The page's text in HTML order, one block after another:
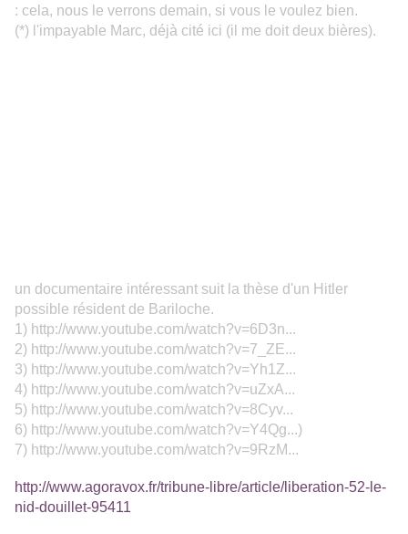
: cela, nous le verrons demain, si vous le voulez bien.
(*) l'impayable Marc, déjà cité ici (il me doit deux bières).
un documentaire intéressant suit la thèse d'un Hitler
possible résident de Bariloche.
1) http://www.youtube.com/watch?v=6D3n...
2) http://www.youtube.com/watch?v=7_ZE...
3) http://www.youtube.com/watch?v=Yh1Z...
4) http://www.youtube.com/watch?v=uZxA...
5) http://www.youtube.com/watch?v=8Cyv...
6) http://www.youtube.com/watch?v=Y4Qg...)
7) http://www.youtube.com/watch?v=9RzM...
http://www.agoravox.fr/tribune-libre/article/liberation-52-le-
nid-douillet-95411